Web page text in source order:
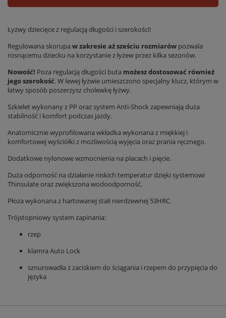
Łyżwy dziecięce z regulacją długości i szerokości!
Regulowana skorupa w zakresie aż sześciu rozmiarów pozwala
rosnącemu dziecku na korzystanie z łyżew przez kilka sezonów.
Nowość! Poza regulacją długości buta możesz dostosować również
jego szerokość. W lewej łyżwie umieszczono specjalny klucz, którym w
łatwy sposób poszerzysz cholewkę łyżwy.
Szkielet wykonany z PP oraz system Anti-Shock zapewniają duża
stabilność i komfort podczas jazdy.
Anatomicznie wyprofilowana wkładka wykonana z miękkiej i
komfortowej wyściółki z możliwością wyjęcia oraz prania ręcznego.
Dodatkowe nylonowe wzmocnienia na placach i pięcie.
Duża odporność na działanie niskich temperatur dzięki systemowi
Thinsulate oraz zwiększona wodoodporność.
Płoza wykonana z hartowanej stali nierdzewnej 53HRC.
Trójstopniowy system zapinania:
rzep
klamra Auto Lock
sznurowadła z zaciskiem do ściągania i rzepem do przypięcia do
języka